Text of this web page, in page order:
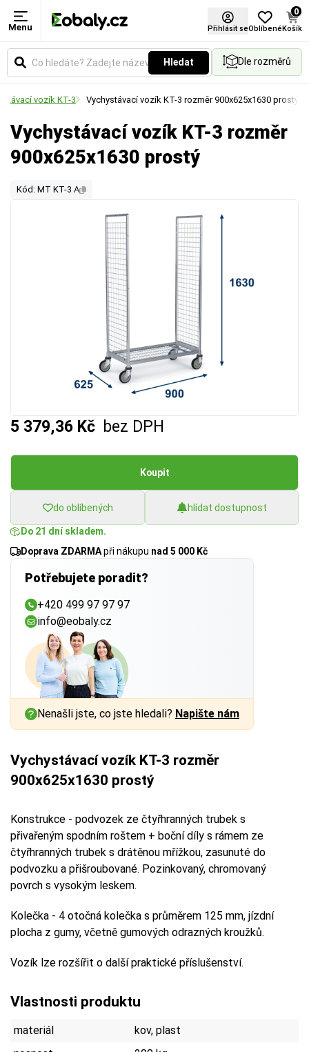
Menu Přihlásit seOblíbené
0
Košík
Hledat Dle rozměrů
vozík KT-3 Vychystávací vozík KT-3 rozměr 900x625x1630 prostý
Vychystávací vozík KT-3 rozměr
900x625x1630 prostý
Kód: MT KT-3 A
5 379,36 Kč bez DPH
Koupit
do oblíbených hlídat dostupnost
Do 21 dní skladem.
Doprava ZDARMApři nákupu nad 5 000 Kč
Potřebujete poradit?
+420 499 97 97 97
info@eobaly.cz
Nenašli jste, co jste hledali? Napište nám
Vychystávací vozík KT-3 rozměr
900x625x1630 prostý
Konstrukce - podvozek ze čtyřhranných trubek s
přivařeným spodním roštem + boční díly s rámem ze
čtyřhranných trubek s drátěnou mřížkou, zasunuté do
podvozku a přišroubované. Pozinkovaný, chromovaný
povrch s vysokým leskem.
Kolečka - 4 otočná kolečka s průměrem 125 mm, jízdní
plocha z gumy, včetně gumových odrazných kroužků.
Vozík lze rozšířit o další praktické příslušenství.
Vlastnosti produktu
materiál
kov, plast